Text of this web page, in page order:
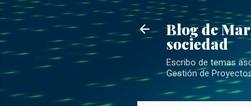
Blog de
sociedad
Escribo de temas
Gestión de